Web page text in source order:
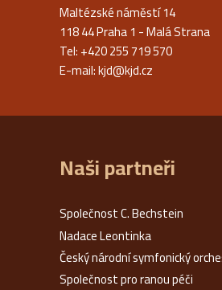
Maltézské náměstí 14
118 44 Praha 1 - Malá Strana
Tel: +420 255 719 570
E-mail:kjd@kjd.cz
Naši partneři
Společnost C. Bechstein
Nadace Leontinka
Český národní symfonický
Společnost pro ranou péči